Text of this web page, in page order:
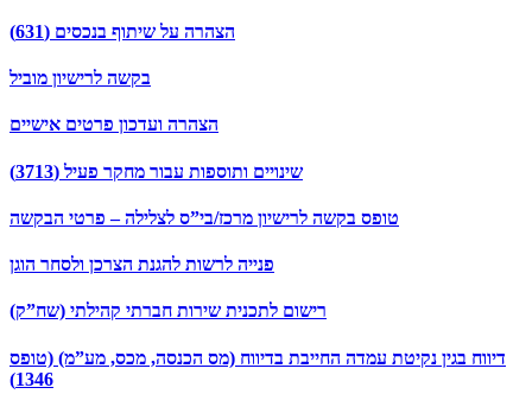
הצהרה על שיתוף בנכסים (631)
בקשה לרישיון מוביל
הצהרה ועדכון פרטים אישיים
שינויים ותוספות עבור מחקר פעיל (3713)
טופס בקשה לרישיון מרכז/בי”ס לצלילה – פרטי הבקשה
פנייה לרשות להגנת הצרכן ולסחר הוגן
רישום לתכנית שירות חברתי קהילתי (שח”ק)
דיווח בגין נקיטת עמדה החייבת בדיווח (מס הכנסה, מכס, מע”מ) (טופס
1346)